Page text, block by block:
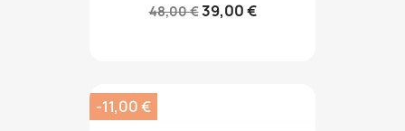
48,00 €39,00 €
-11,00 €